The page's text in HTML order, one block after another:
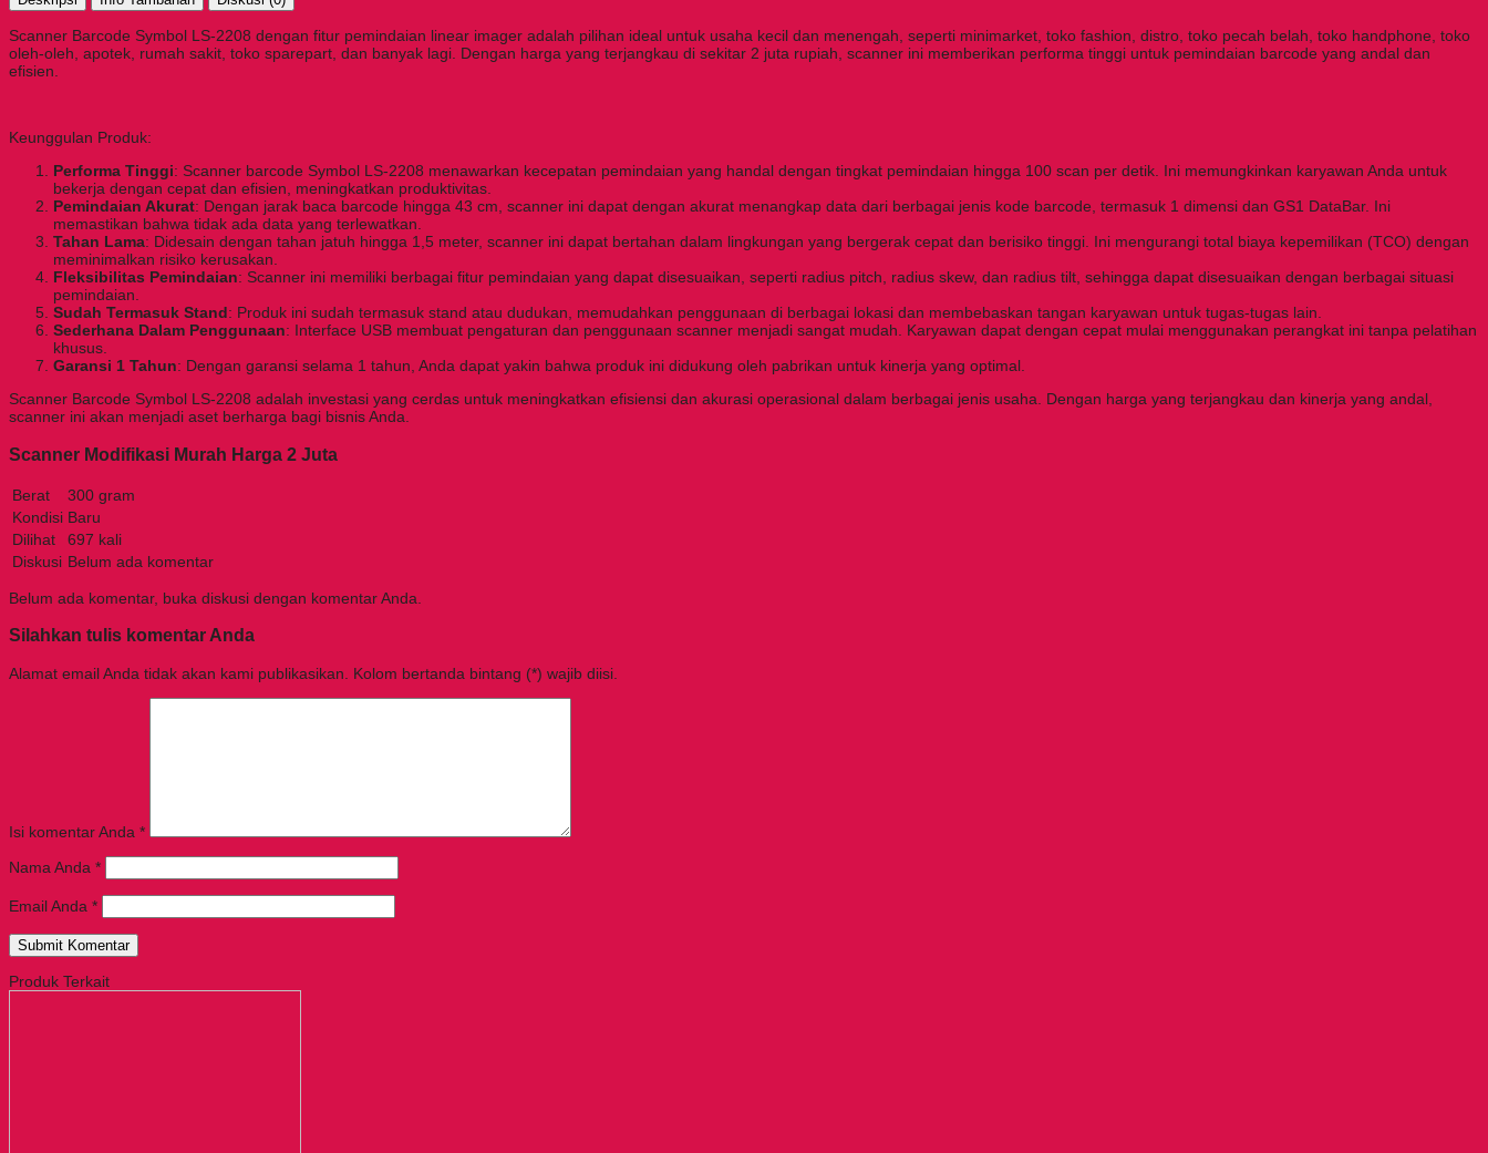
Scanner Barcode Symbol LS-2208 dengan fitur pemindaian linear imager adalah pilihan ideal untuk usaha kecil dan menengah, seperti minimarket, toko fashion, distro, toko pecah belah, toko handphone, toko
oleh-oleh, apotek, rumah sakit, toko sparepart, dan banyak lagi. Dengan harga yang terjangkau di sekitar 2 juta rupiah, scanner ini memberikan performa tinggi untuk pemindaian barcode yang andal dan
efisien.
Keunggulan Produk:
Performa Tinggi: Scanner barcode Symbol LS-2208 menawarkan kecepatan pemindaian yang handal dengan tingkat pemindaian hingga 100 scan per detik. Ini memungkinkan karyawan Anda untuk
bekerja dengan cepat dan efisien, meningkatkan produktivitas.
Pemindaian Akurat: Dengan jarak baca barcode hingga 43 cm, scanner ini dapat dengan akurat menangkap data dari berbagai jenis kode barcode, termasuk 1 dimensi dan GS1 DataBar. Ini
memastikan bahwa tidak ada data yang terlewatkan.
Tahan Lama: Didesain dengan tahan jatuh hingga 1,5 meter, scanner ini dapat bertahan dalam lingkungan yang bergerak cepat dan berisiko tinggi. Ini mengurangi total biaya kepemilikan (TCO) dengan
meminimalkan risiko kerusakan.
Fleksibilitas Pemindaian: Scanner ini memiliki berbagai fitur pemindaian yang dapat disesuaikan, seperti radius pitch, radius skew, dan radius tilt, sehingga dapat disesuaikan dengan berbagai situasi
pemindaian.
Sudah Termasuk Stand: Produk ini sudah termasuk stand atau dudukan, memudahkan penggunaan di berbagai lokasi dan membebaskan tangan karyawan untuk tugas-tugas lain.
Sederhana Dalam Penggunaan: Interface USB membuat pengaturan dan penggunaan scanner menjadi sangat mudah. Karyawan dapat dengan cepat mulai menggunakan perangkat ini tanpa pelatihan
khusus.
Garansi 1 Tahun: Dengan garansi selama 1 tahun, Anda dapat yakin bahwa produk ini didukung oleh pabrikan untuk kinerja yang optimal.
Scanner Barcode Symbol LS-2208 adalah investasi yang cerdas untuk meningkatkan efisiensi dan akurasi operasional dalam berbagai jenis usaha. Dengan harga yang terjangkau dan kinerja yang andal,
scanner ini akan menjadi aset berharga bagi bisnis Anda.
Scanner Modifikasi Murah Harga 2 Juta
Berat
300 gram
Kondisi Baru
Dilihat
697 kali
Diskusi Belum ada komentar
Belum ada komentar, buka diskusi dengan komentar Anda.
Silahkan tulis komentar Anda
Alamat email Anda tidak akan kami publikasikan. Kolom bertanda bintang (*) wajib diisi.
Isi komentar Anda *
Nama Anda *
Email Anda *
Produk Terkait